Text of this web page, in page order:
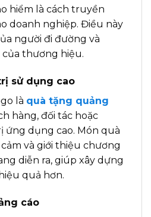
hiểm là cách truyền
doanh nghiệp. Điều này
người đi đường và
thương hiệu.
sử dụng cao
là quà tặng quảng
hàng, đối tác hoặc
ứng dụng cao. Món quà
và giới thiệu chương
diễn ra, giúp xây dựng
quả hơn.
cáo